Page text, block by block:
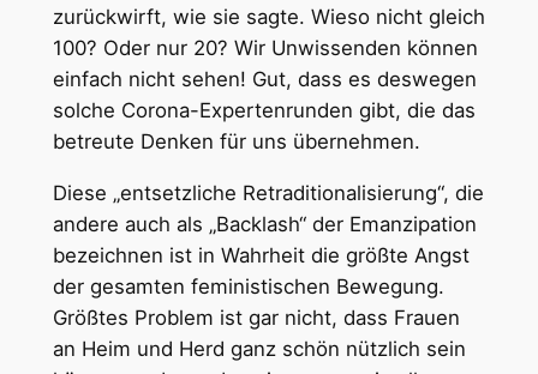
zurückwirft, wie sie sagte. Wieso nicht gleich
100? Oder nur 20? Wir Unwissenden können
einfach nicht sehen! Gut, dass es deswegen
solche Corona-Expertenrunden gibt, die das
betreute Denken für uns übernehmen.
Diese „entsetzliche Retraditionalisierung“, die
andere auch als „Backlash“ der Emanzipation
bezeichnen ist in Wahrheit die größte Angst
der gesamten feministischen Bewegung.
Größtes Problem ist gar nicht, dass Frauen
an Heim und Herd ganz schön nützlich sein